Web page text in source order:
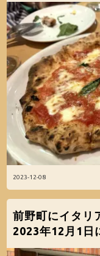
2023-12-08
前野町にイタリ
2023年12月1日